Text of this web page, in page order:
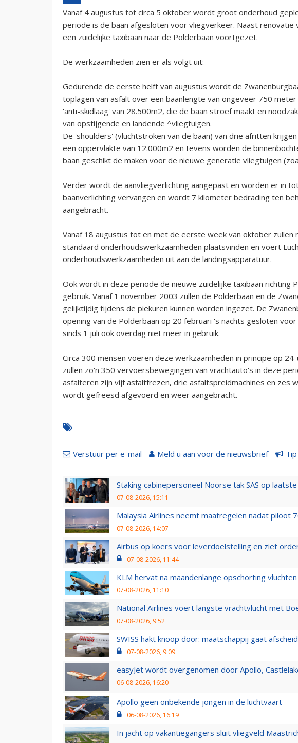
Vanaf 4 augustus tot circa 5 oktober wordt groot onderhoud
periode is de baan afgesloten voor vliegverkeer. Naast renovatie
een zuidelijke taxibaan naar de Polderbaan voortgezet.
De werkzaamheden zien er als volgt uit:
Gedurende de eerste helft van augustus wordt de
toplagen van asfalt over een baanlengte van ongeveer 750
'anti-skidlaag' van 28.500m2, die de baan stroef maakt en
van opstijgende en landende ^vliegtuigen.
De 'shoulders' (vluchtstroken van de baan) van drie afritten
een oppervlakte van 12.000m2 en tevens worden de
baan geschikt de maken voor de nieuwe generatie vliegtuigen
Verder wordt de aanvliegverlichting aangepast en worden er in
baanverlichting vervangen en wordt 7 kilometer bedrading ten
aangebracht.
Vanaf 18 augustus tot en met de eerste week van oktober zullen
standaard onderhoudswerkzaamheden plaatsvinden en voert
onderhoudswerkzaamheden uit aan de landingsapparatuur.
Ook wordt in deze periode de nieuwe zuidelijke taxibaan richting
gebruik. Vanaf 1 november 2003 zullen de Polderbaan en de
gelijktijdig tijdens de piekuren kunnen worden ingezet. De
opening van de Polderbaan op 20 februari 's nachts gesloten
sinds 1 juli ook overdag niet meer in gebruik.
Circa 300 mensen voeren deze werkzaamheden in principe op
zullen zo'n 350 vervoersbewegingen van vrachtauto's in deze
asfalteren zijn vijf asfaltfrezen, drie asfaltspreidmachines en zes
wordt gefreesd afgevoerd en weer aangebracht.
Verstuur per e-mail Meld u aan voor de nieuwsbrief
Staking cabinepersoneel Noorse tak SAS op
07-08-2026, 15:11
Malaysia Airlines neemt maatregelen nadat piloot
07-08-2026, 14:07
Airbus op koers voor leverdoelstelling en ziet
07-08-2026, 11:44
KLM hervat na maandenlange opschorting
07-08-2026, 11:10
National Airlines voert langste vrachtvlucht met
07-08-2026, 9:52
SWISS hakt knoop door: maatschappij gaat
07-08-2026, 9:09
easyJet wordt overgenomen door Apollo,
06-08-2026, 16:20
Apollo geen onbekende jongen in de luchtvaart
06-08-2026, 16:19
In jacht op vakantiegangers sluit vliegveld